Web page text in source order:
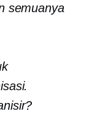
semuanya